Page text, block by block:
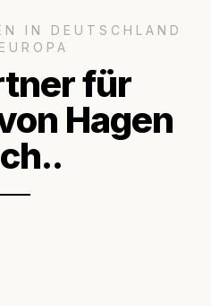
IN DEUTSCHLAND
für
Hagen